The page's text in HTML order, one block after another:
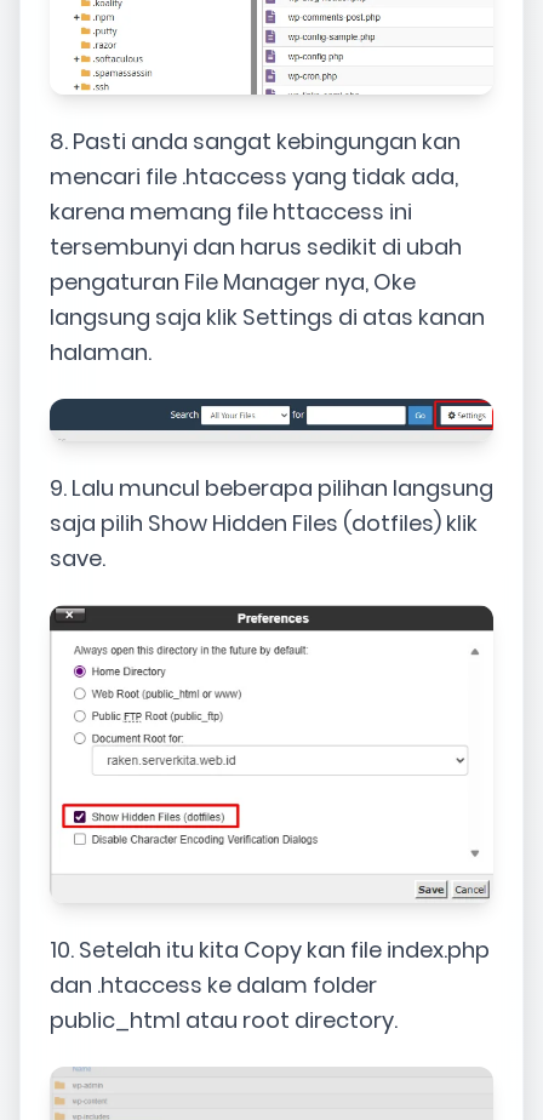
8. Pasti anda sangat kebingungan kan
mencari file .htaccess yang tidak ada,
karena memang file httaccess ini
tersembunyi dan harus sedikit di ubah
pengaturan File Manager nya, Oke
langsung saja klik Settings di atas kanan
halaman.
9. Lalu muncul beberapa pilihan langsung
saja pilih Show Hidden Files (dotfiles) klik
save.
10. Setelah itu kita Copy kan file index.php
dan .htaccess ke dalam folder
public_html atau root directory.